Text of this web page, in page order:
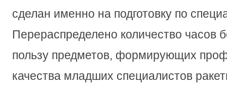
сделан именно на подготовку по
Перераспределено количество часов
пользу предметов, формирующих
качества младших специалистов